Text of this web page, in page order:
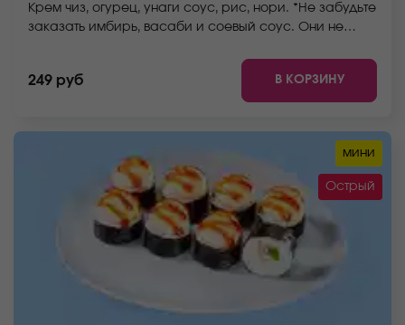
Крем чиз, огурец, унаги соус, рис, нори. *Не забудьте
заказать имбирь, васаби и соевый соус. Они не
может отличаться от фото на сайте.
249 руб В КОРЗИНУ
мини
Острый